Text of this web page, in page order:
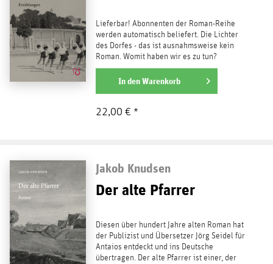
Lieferbar! Abonnenten der Roman-Reihe
werden automatisch beliefert. Die Lichter
des Dorfes - das ist ausnahmsweise kein
Roman. Womit haben wir es zu tun?
Alessandro Pavolini war...
weiterlesen
In denWarenkorb
22,00 € *
Jakob Knudsen
Der alte Pfarrer
Diesen über hundert Jahre alten Roman hat
der Publizist und Übersetzer Jörg Seidel für
Antaios entdeckt und ins Deutsche
übertragen. Der alte Pfarrer ist einer, der